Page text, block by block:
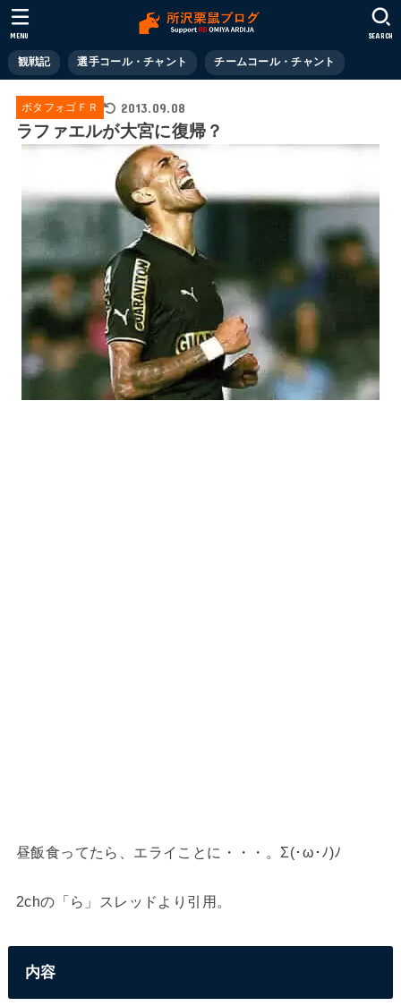
観戦記 選手コール・チャント チームコール・チャント
SEARCH
MENU
ボタフォゴＦＲ 2013.09.08
ラファエルが大宮に復帰？
昼飯食ってたら、エライことに・・・。Σ(･ω･ﾉ)ﾉ
2chの「ら」スレッドより引用。
内容